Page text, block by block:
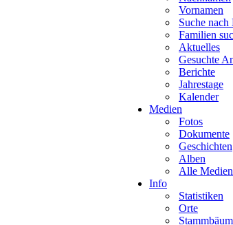
Vornamen
Suche nach
Familien
Aktuelles
Gesuchte
Berichte
Jahrestage
Kalender
Medien
Fotos
Dokumente
Geschichten
Alben
Alle Medien
Info
Statistiken
Orte